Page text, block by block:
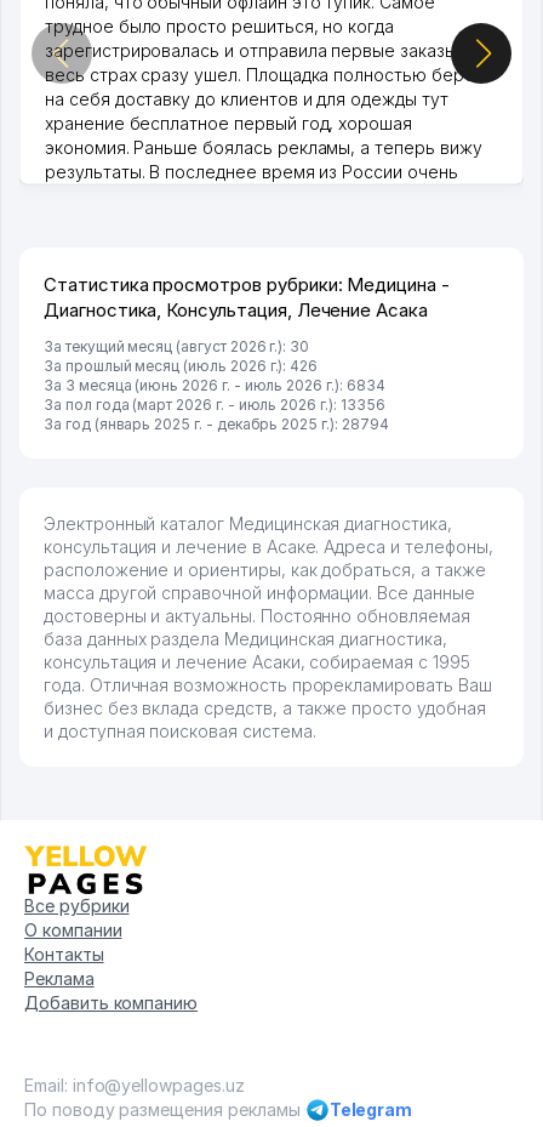
трудное было просто решиться, но когда
зарегистрировалась и отправила первые заказы,
весь страх сразу ушел. Площадка полностью берет
на себя доставку до клиентов и для одежды тут
хранение бесплатное первый год, хорошая
экономия. Раньше боялась рекламы, а теперь вижу
результаты. В последнее время из России очень
Статистика просмотров рубрики: Медицина -
Диагностика, Консультация, Лечение Асака
За текущий месяц (август 2026 г.): 30
За прошлый месяц (июль 2026 г.): 426
За 3 месяца (июнь 2026 г. - июль 2026 г.): 6834
За пол года (март 2026 г. - июль 2026 г.): 13356
За год (январь 2025 г. - декабрь 2025 г.): 28794
Электронный каталог Медицинская диагностика,
консультация и лечение в Асаке. Адреса и телефоны,
расположение и ориентиры, как добраться, а также
масса другой справочной информации. Все данные
достоверны и актуальны. Постоянно обновляемая
база данных раздела Медицинская диагностика,
консультация и лечение Асаки, собираемая с 1995
года. Отличная возможность прорекламировать Ваш
бизнес без вклада средств, а также просто удобная
и доступная поисковая система.
Все рубрики
О компании
Контакты
Реклама
Добавить компанию
Email: info@yellowpages.uz
По поводу размещения рекламы
Telegram